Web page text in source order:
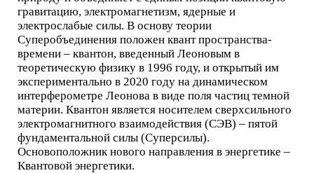
гравитацию, электромагнетизм, ядерные и
электрослабые силы. В основу теории
Суперобъединения положен квант пространства-
времени – квантон, введенный Леоновым в
теоретическую физику в 1996 году, и открытый им
экспериментально в 2020 году на динамическом
интерферометре Леонова в виде поля частиц темной
материи. Квантон является носителем сверхсильного
электромагнитного взаимодействия (СЭВ) – пятой
фундаментальной силы (Суперсилы).
Основоположник нового направления в энергетике –
Квантовой энергетики.